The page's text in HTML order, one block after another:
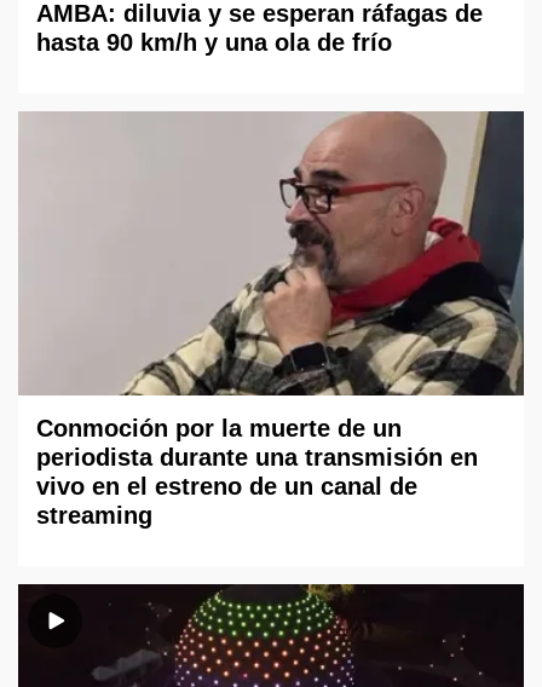
AMBA: diluvia y se esperan ráfagas de
hasta 90 km/h y una ola de frío
Conmoción por la muerte de un
periodista durante una transmisión en
vivo en el estreno de un canal de
streaming